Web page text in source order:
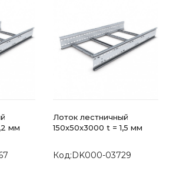
мм
Лоток лестничный
150х50x3000 t = 1,5 мм
Код:DK000-03729